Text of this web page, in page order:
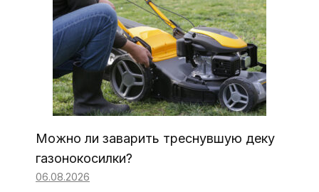
Можно ли заварить треснувшую деку
газонокосилки?
06.08.2026